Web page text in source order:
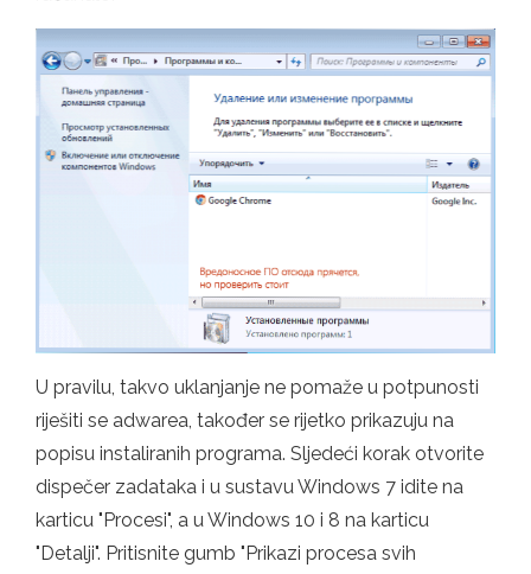
U pravilu, takvo uklanjanje ne pomaže u potpunosti
riješiti se adwarea, također se rijetko prikazuju na
popisu instaliranih programa. Sljedeći korak otvorite
dispečer zadataka i u sustavu Windows 7 idite na
karticu "Procesi", a u Windows 10 i 8 na karticu
"Detalji". Pritisnite gumb "Prikazi procesa svih